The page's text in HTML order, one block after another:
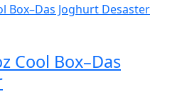
Cool Box–Das